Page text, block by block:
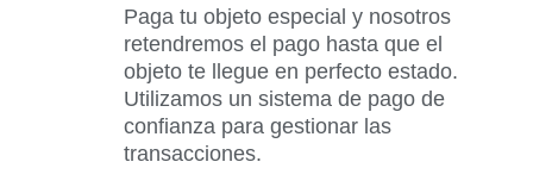
Paga tu objeto especial y nosotros
retendremos el pago hasta que el
objeto te llegue en perfecto estado.
Utilizamos un sistema de pago de
confianza para gestionar las
transacciones.